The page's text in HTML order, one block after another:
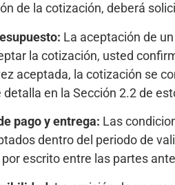
de la cotización, deberá
La aceptación de
la cotización, usted
aceptada, la cotización se
en la Sección 2.2 de
pago y entrega: Las
dentro del periodo de
escrito entre las partes